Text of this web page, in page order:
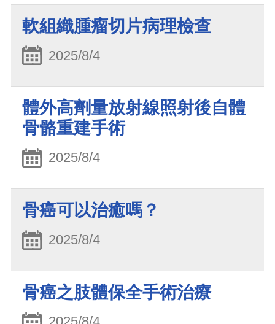
軟組織腫瘤切片病理檢查
2025/8/4
體外高劑量放射線照射後自體
骨骼重建手術
2025/8/4
骨癌可以治癒嗎？
2025/8/4
骨癌之肢體保全手術治療